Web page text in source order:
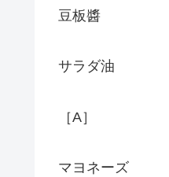
豆板醬 小さ
サラダ
［A］
マヨネー